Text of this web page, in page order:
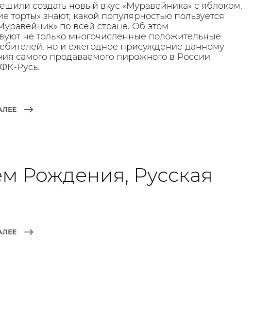
создать новый вкус «Муравейника» с яблоком.
торты» знают, какой популярностью пользуется
по всей стране. Об этом
не только многочисленные положительные
но и ежегодное присуждение данному
самого продаваемого пирожного в России
Русь.
Рождения, Русская